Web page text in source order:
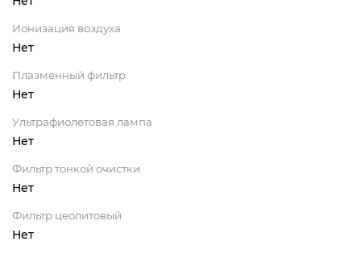
Ионизация воздуха
Нет
Плазменный фильтр
Нет
Ультрафиолетовая лампа
Нет
Фильтр тонкой очистки
Нет
Фильтр цеолитовый
Нет